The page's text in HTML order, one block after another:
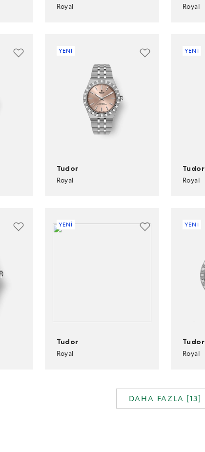
Royal
Royal
YENİ
Tudor
Royal
YENİ
Tudor
Royal
YENİ
Tudor
Royal
YENİ
Tudor
Royal
DAHA FAZLA [13]